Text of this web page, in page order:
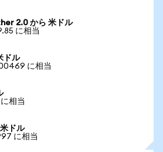
2.0 から 米ドル
に相当
ドル
に相当
相当
ドル
に相当